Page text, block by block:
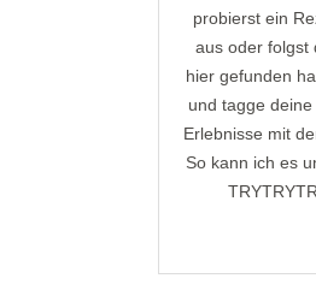
probierst ein
aus oder folgst
hier gefunden
und tagge
Erlebnisse mit
So kann ich es